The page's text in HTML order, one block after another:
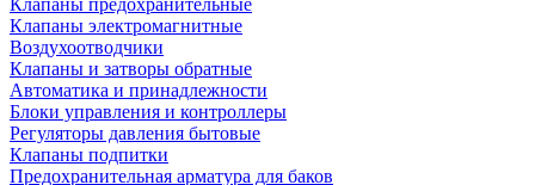
Клапаны предохранительные
Клапаны электромагнитные
Воздухоотводчики
Клапаны и затворы обратные
Автоматика и принадлежности
Блоки управления и контроллеры
Регуляторы давления бытовые
Клапаны подпитки
Предохранительная арматура для баков